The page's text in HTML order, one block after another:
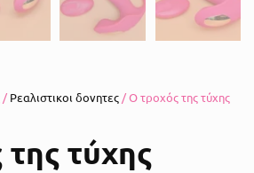
/ Ρεαλιστικοι δονητες / Ο τροχός της τύχης
τύχης